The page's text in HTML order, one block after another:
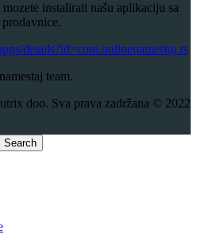
instalirati našu aplikaciju sa
prodavnice.
details?id=com.onlinenamestaj.rs
team.
doo. Sva prava zadržana © 2022
Search